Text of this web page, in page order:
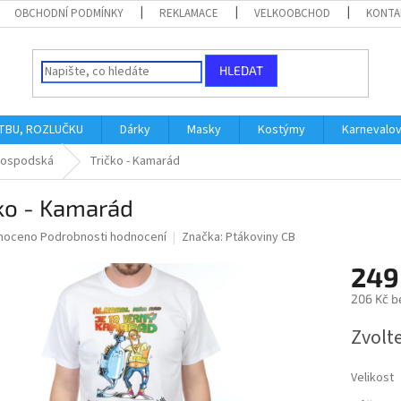
OBCHODNÍ PODMÍNKY REKLAMACE VELKOOBCHOD
HLEDAT
ROZLUČKU Dárky Masky Kostýmy
Tričko - Kamarád
- Kamarád
Podrobnosti hodnocení Značka: Ptákoviny CB
206 Kč
cena:
Velikost